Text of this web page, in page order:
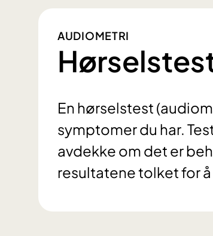
AUDIOMETRI
En hørselstest
symptomer du har.
avdekke om det er
resultatene tolket for